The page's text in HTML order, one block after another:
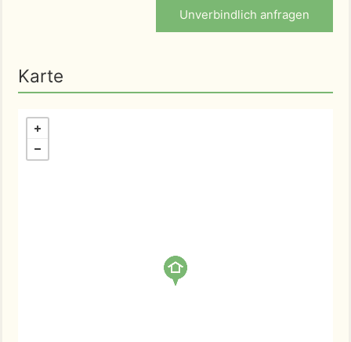
Unverbindlich anfragen
Karte